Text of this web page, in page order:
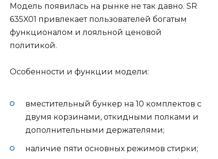
Модель появилась на рынке не так давно. SR
635X01 привлекает пользователей богатым
функционалом и лояльной ценовой
политикой.
Особенности и функции модели:
вместительный бункер на 10 комплектов с
двумя корзинами, откидными полками и
дополнительными держателями;
наличие пяти основных режимов стирки;